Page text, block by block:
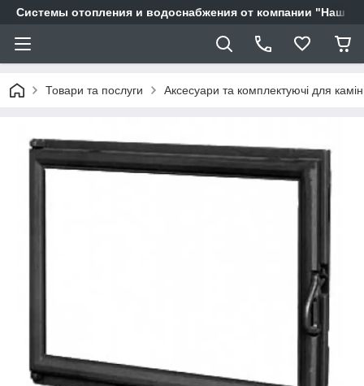
Системы отопления и водоснабжения от компании "Наш
Товари та послуги Аксесуари та комплектуючі для